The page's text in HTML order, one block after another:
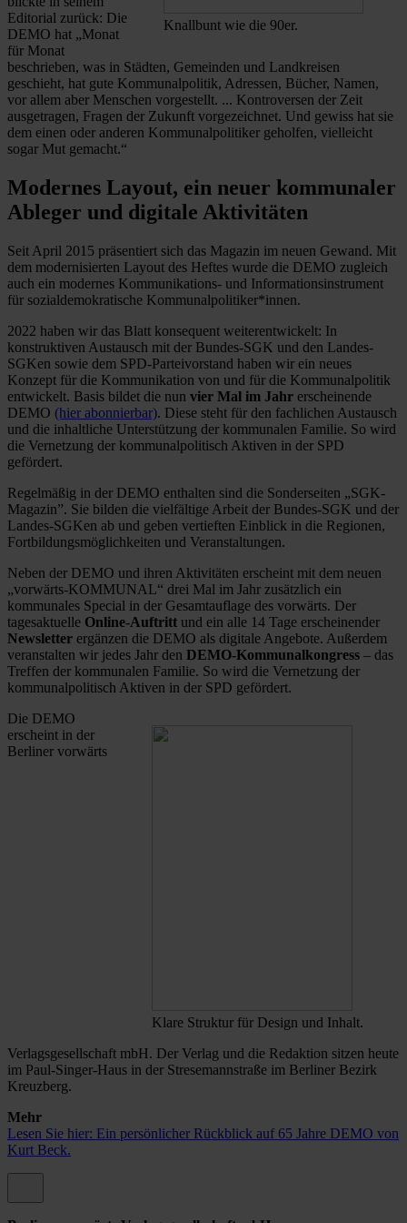
Knallbunt wie die 90er.
Editorial zurück: Die
DEMO hat „Monat
für Monat
beschrieben, was in Städten, Gemeinden und Landkreisen
geschieht, hat gute Kommunalpolitik, Adressen, Bücher, Namen,
vor allem aber Menschen vorgestellt. ... Kontroversen der Zeit
ausgetragen, Fragen der Zukunft vorgezeichnet. Und gewiss hat sie
dem einen oder anderen Kommunalpolitiker geholfen, vielleicht
sogar Mut gemacht.“
Modernes Layout, ein neuer kommunaler
Ableger und digitale Aktivitäten
Seit April 2015 präsentiert sich das Magazin im neuen Gewand. Mit
dem modernisierten Layout des Heftes wurde die DEMO zugleich
auch ein modernes Kommunikations- und Informationsinstrument
für sozialdemokratische Kommunalpolitiker*innen.
2022 haben wir das Blatt konsequent weiterentwickelt: In
konstruktiven Austausch mit der Bundes-SGK und den Landes-
SGKen sowie dem SPD-Parteivorstand haben wir ein neues
Konzept für die Kommunikation von und für die Kommunalpolitik
entwickelt. Basis bildet die nun vier Mal im Jahr erscheinende
DEMO (hier abonnierbar). Diese steht für den fachlichen Austausch
und die inhaltliche Unterstützung der kommunalen Familie. So wird
die Vernetzung der kommunalpolitisch Aktiven in der SPD
gefördert.
Regelmäßig in der DEMO enthalten sind die Sonderseiten „SGK-
Magazin”. Sie bilden die vielfältige Arbeit der Bundes-SGK und der
Landes-SGKen ab und geben vertieften Einblick in die Regionen,
Fortbildungsmöglichkeiten und Veranstaltungen.
Neben der DEMO und ihren Aktivitäten erscheint mit dem neuen
„vorwärts-KOMMUNAL“ drei Mal im Jahr zusätzlich ein
kommunales Special in der Gesamtauflage des vorwärts. Der
tagesaktuelle Online-Auftritt und ein alle 14 Tage erscheinender
Newsletter ergänzen die DEMO als digitale Angebote. Außerdem
veranstalten wir jedes Jahr den DEMO-Kommunalkongress – das
Treffen der kommunalen Familie. So wird die Vernetzung der
kommunalpolitisch Aktiven in der SPD gefördert.
Klare Struktur für Design und Inhalt.
Die DEMO
erscheint in der
Berliner vorwärts
Verlagsgesellschaft mbH. Der Verlag und die Redaktion sitzen heute
im Paul-Singer-Haus in der Stresemannstraße im Berliner Bezirk
Kreuzberg.
Mehr
Lesen Sie hier: Ein persönlicher Rückblick auf 65 Jahre DEMO von
Kurt Beck.